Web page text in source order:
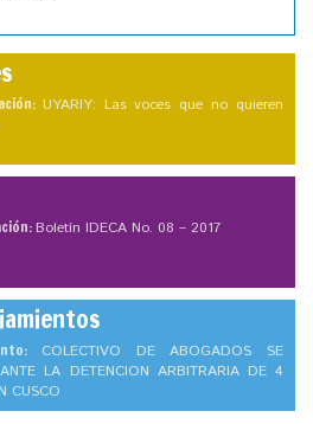
UYARIY: Las voces que no quieren
Boletín IDECA No. 08 – 2017
COLECTIVO DE ABOGADOS SE
LA DETENCION ARBITRARIA DE 4
CUSCO